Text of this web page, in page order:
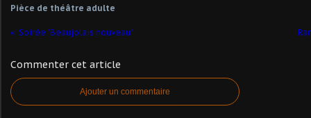
Pièce de théâtre adulte
Soirée "Beaujolais nouveau"
Commenter cet article
Ajouter un commentaire